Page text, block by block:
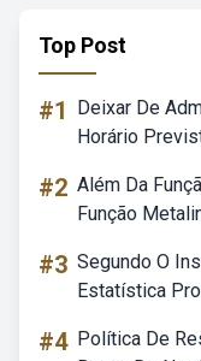
Top Post
#1
Deixar De
Horário
#2 Além Da
Função
#3 Segundo O
Estatística
#4 Política De